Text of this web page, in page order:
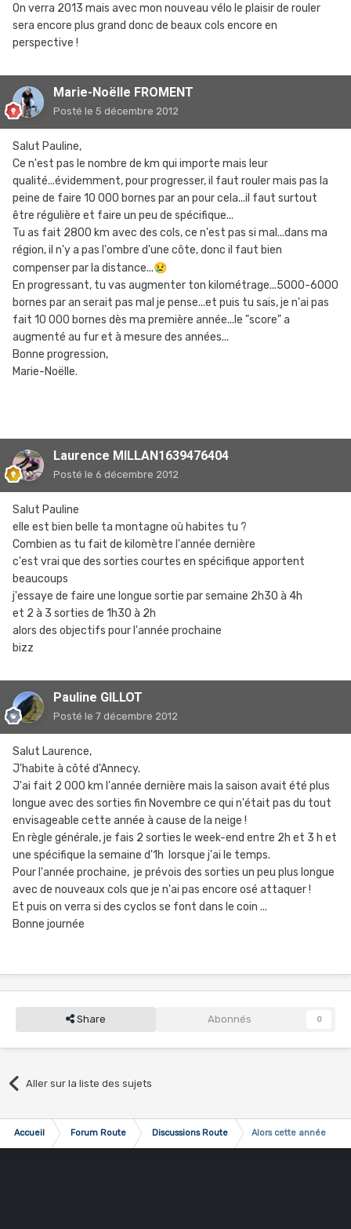
On verra 2013 mais avec mon nouveau vélo le plaisir de rouler
sera encore plus grand donc de beaux cols encore en
perspective !
Marie-Noëlle FROMENT
Posté le 5 décembre 2012
Salut Pauline,
Ce n'est pas le nombre de km qui importe mais leur
qualité...évidemment, pour progresser, il faut rouler mais pas la
peine de faire 10 000 bornes par an pour cela...il faut surtout
être régulière et faire un peu de spécifique...
Tu as fait 2800 km avec des cols, ce n'est pas si mal...dans ma
région, il n'y a pas l'ombre d'une côte, donc il faut bien
compenser par la distance...😢
En progressant, tu vas augmenter ton kilométrage...5000-6000
bornes par an serait pas mal je pense...et puis tu sais, je n'ai pas
fait 10 000 bornes dès ma première année...le "score" a
augmenté au fur et à mesure des années...
Bonne progression,
Marie-Noëlle.
Laurence MILLAN1639476404
Posté le 6 décembre 2012
Salut Pauline
elle est bien belle ta montagne où habites tu ?
Combien as tu fait de kilomètre l'année dernière
c'est vrai que des sorties courtes en spécifique apportent
beaucoups
j'essaye de faire une longue sortie par semaine 2h30 à 4h
et 2 à 3 sorties de 1h30 à 2h
alors des objectifs pour l'année prochaine
bizz
Pauline GILLOT
Posté le 7 décembre 2012
Salut Laurence,
J'habite à côté d'Annecy.
J'ai fait 2 000 km l'année dernière mais la saison avait été plus
longue avec des sorties fin Novembre ce qui n'était pas du tout
envisageable cette année à cause de la neige !
En règle générale, je fais 2 sorties le week-end entre 2h et 3 h et
une spécifique la semaine d'1h lorsque j'ai le temps.
Pour l'année prochaine, je prévois des sorties un peu plus longue
avec de nouveaux cols que je n'ai pas encore osé attaquer !
Et puis on verra si des cyclos se font dans le coin ...
Bonne journée
Share Abonnés 0
Aller sur la liste des sujets
Accueil Forum Route Discussions Route Alors cette année